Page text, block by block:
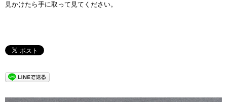
見かけたら手に取って見てください。